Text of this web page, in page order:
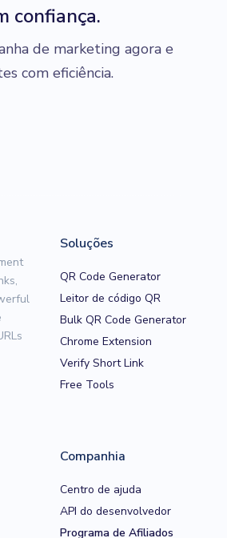
confiança.
de marketing agora e
com eficiência.
Soluções
QR Code Generator
Leitor de código QR
Bulk QR Code Generator
Chrome Extension
Verify Short Link
Free Tools
Companhia
Centro de ajuda
API do desenvolvedor
Programa de Afiliados